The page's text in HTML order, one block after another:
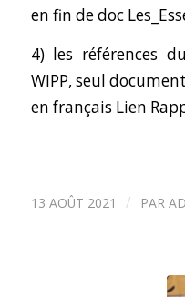
en fin de doc
4) les références
WIPP, seul
en français Lien
13 AOÛT 2021 / PAR